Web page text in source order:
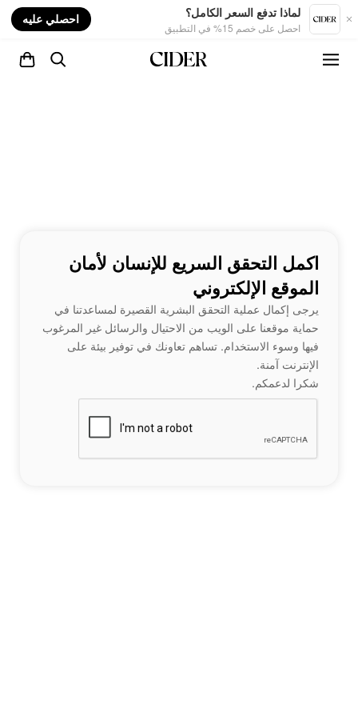
لماذا تدفع السعر الكامل؟
احصل على خصم 15% في التطبيق
احصلي عليه
اكمل التحقق السريع للإنسان لأمان
الموقع الإلكتروني
يرجى إكمال عملية التحقق البشرية القصيرة لمساعدتنا في
حماية موقعنا على الويب من الاحتيال والرسائل غير المرغوب
فيها وسوء الاستخدام. تساهم تعاونك في توفير بيئة على
الإنترنت آمنة.
شكرا لدعمكم.